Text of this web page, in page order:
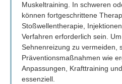
Muskeltraining. In schweren
können fortgeschrittene
Stoßwellentherapie,
Verfahren erforderlich sein.
Sehnenreizung zu vermeiden,
Präventionsmaßnahmen wie
Anpassungen, Krafttraining
essenziell.